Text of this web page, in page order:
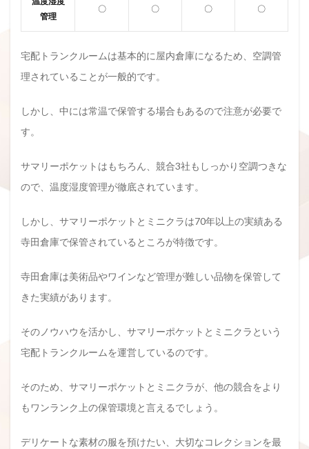
管理
〇 〇 〇 〇
宅配トランクルームは基本的に屋内倉庫になるため、空調管
理されていることが一般的です。
しかし、中には常温で保管する場合もあるので注意が必要で
す。
サマリーポケットはもちろん、競合3社もしっかり空調つきな
ので、温度湿度管理が徹底されています。
しかし、サマリーポケットとミニクラは70年以上の実績ある
寺田倉庫で保管されているところが特徴です。
寺田倉庫は美術品やワインなど管理が難しい品物を保管して
きた実績があります。
そのノウハウを活かし、サマリーポケットとミニクラという
宅配トランクルームを運営しているのです。
そのため、サマリーポケットとミニクラが、他の競合をより
もワンランク上の保管環境と言えるでしょう。
デリケートな素材の服を預けたい、大切なコレクションを最